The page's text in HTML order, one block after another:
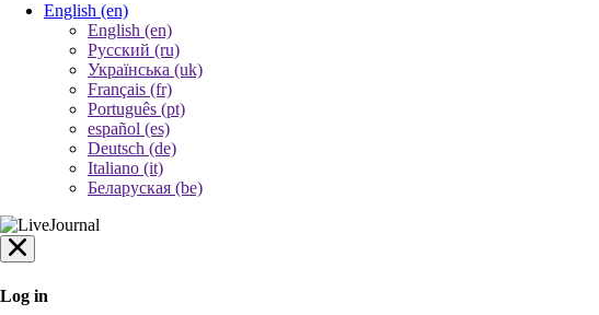
English (en)
English (en)
Русский (ru)
Українська (uk)
Français (fr)
Português (pt)
español (es)
Deutsch (de)
Italiano (it)
Беларуская (be)
Log in